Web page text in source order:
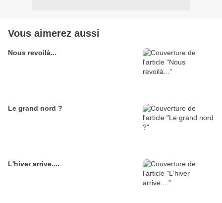
Vous aimerez aussi
Nous revoilà...
Le grand nord ?
L'hiver arrive....